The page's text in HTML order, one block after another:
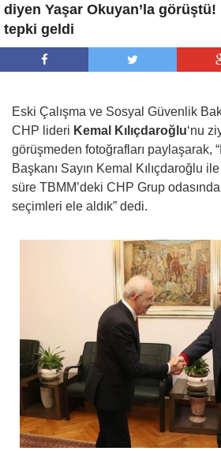
diyen Yaşar Okuyan’la görüştü!
tepki geldi
Eski Çalışma ve Sosyal Güvenlik
CHP lideri Kemal Kılıçdaroğlu‘nu
görüşmeden fotoğrafları paylaşarak,
Başkanı Sayın Kemal Kılıçdaroğlu
süre TBMM’deki CHP Grup
seçimleri ele aldık” dedi.